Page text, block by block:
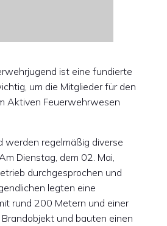
ist eine fundierte
um die Mitglieder für den
Aktiven Feuerwehrwesen
werden regelmäßig diverse
Dienstag, dem 02. Mai,
durchgesprochen und
legten eine
rund 200 Metern und einer
und bauten einen